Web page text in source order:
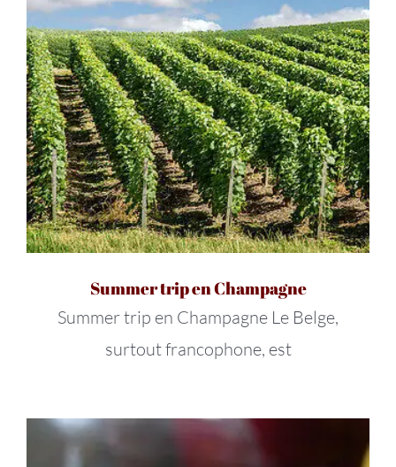
Summer trip en Champagne
Summer trip en Champagne Le Belge,
surtout francophone, est